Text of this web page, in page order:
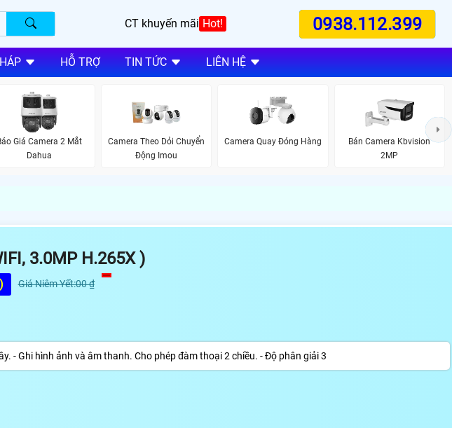
CT khuyến mãi Hot! 0938.112.399
HỖ TRỢ TIN TỨC LIÊN HỆ
Giá Camera 2 Mắt
Dahua
Camera Theo Dỏi Chuyển
Động Imou
Camera Quay Đóng Hàng
Bán Camera Kbvision
2MP
3.0MP H.265X )
Giá Niêm Yết:00 ₫
- Ghi hình ảnh và âm thanh. Cho phép đàm thoại 2 chiều. - Độ phân giải 3